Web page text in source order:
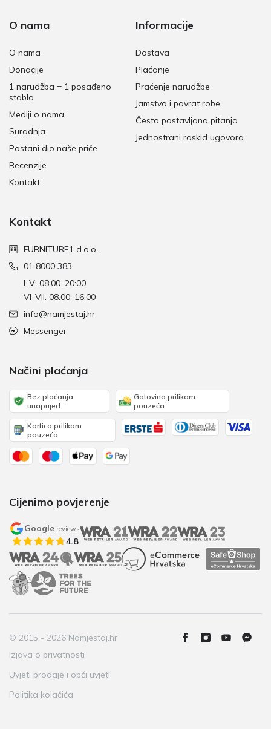
O nama
O nama
Donacije
1 narudžba = 1 posađeno
stablo
Mediji o nama
Suradnja
Postani dio naše priče
Recenzije
Kontakt
Informacije
Dostava
Plaćanje
Praćenje narudžbe
Jamstvo i povrat robe
Često postavljana pitanja
Jednostrani raskid ugovora
Kontakt
FURNITURE1 d.o.o.
01 8000 383
I–V: 08:00–20:00
VI–VII: 08:00–16:00
info@namjestaj.hr
Messenger
Načini plaćanja
Bez plaćanja
unaprijed
Gotovina prilikom
pouzeća
Kartica prilikom
pouzeća
Cijenimo povjerenje
Google reviews
4.8
© 2015 - 2026 Namjestaj.hr
Izjava o privatnosti
Uvjeti prodaje i opći uvjeti
Politika kolačića